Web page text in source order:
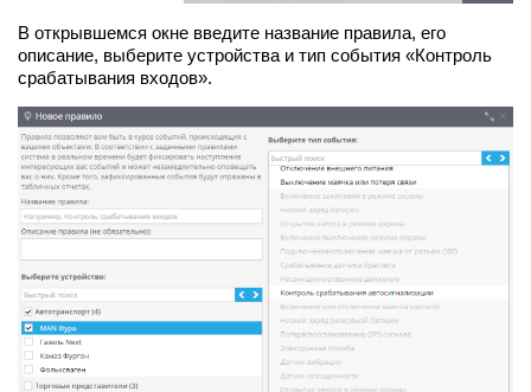
В открывшемся окне введите название правила, его
описание, выберите устройства и тип события «Контроль
срабатывания входов».